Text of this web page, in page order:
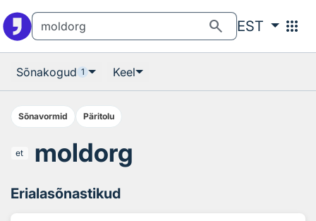
search EST apps
Sõnakogud 1 Keel
Sõnavormid Päritolu
et moldorg
Erialasõnastikud